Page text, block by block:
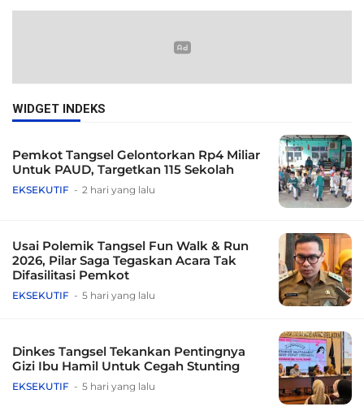
WIDGET INDEKS
Pemkot Tangsel Gelontorkan Rp4 Miliar
Untuk PAUD, Targetkan 115 Sekolah
EKSEKUTIF 2 hari yang lalu
Usai Polemik Tangsel Fun Walk & Run
2026, Pilar Saga Tegaskan Acara Tak
Difasilitasi Pemkot
EKSEKUTIF 5 hari yang lalu
Dinkes Tangsel Tekankan Pentingnya
Gizi Ibu Hamil Untuk Cegah Stunting
EKSEKUTIF 5 hari yang lalu